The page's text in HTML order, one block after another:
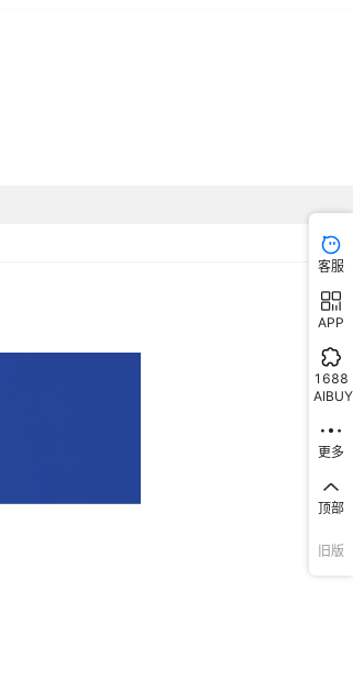
客服
APP
1688
AIBUY
更多
顶部
旧版